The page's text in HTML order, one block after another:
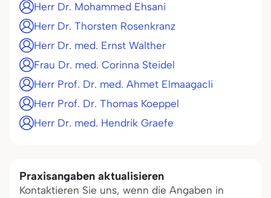
Herr Dr. Mohammed Ehsani
Herr Dr. Thorsten Rosenkranz
Herr Dr. med. Ernst Walther
Frau Dr. med. Corinna Steidel
Herr Prof. Dr. med. Ahmet Elmaagacli
Herr Prof. Dr. Thomas Koeppel
Herr Dr. med. Hendrik Graefe
Praxisangaben aktualisieren
Kontaktieren Sie uns, wenn die Angaben in